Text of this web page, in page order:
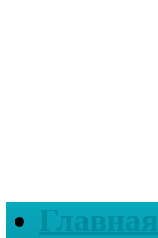
Главная